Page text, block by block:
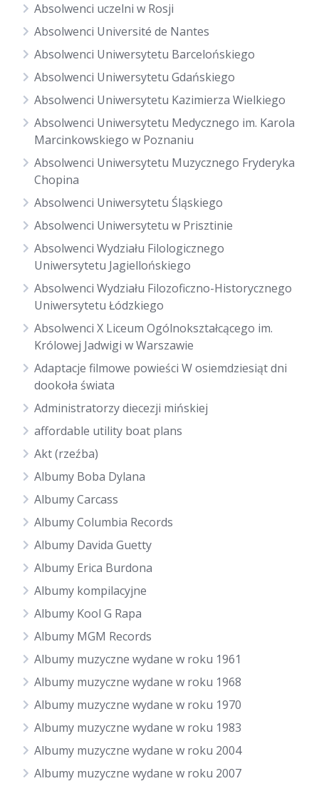
Absolwenci uczelni w Rosji
Absolwenci Université de Nantes
Absolwenci Uniwersytetu Barcelońskiego
Absolwenci Uniwersytetu Gdańskiego
Absolwenci Uniwersytetu Kazimierza Wielkiego
Absolwenci Uniwersytetu Medycznego im. Karola
Marcinkowskiego w Poznaniu
Absolwenci Uniwersytetu Muzycznego Fryderyka
Chopina
Absolwenci Uniwersytetu Śląskiego
Absolwenci Uniwersytetu w Prisztinie
Absolwenci Wydziału Filologicznego
Uniwersytetu Jagiellońskiego
Absolwenci Wydziału Filozoficzno-Historycznego
Uniwersytetu Łódzkiego
Absolwenci X Liceum Ogólnokształcącego im.
Królowej Jadwigi w Warszawie
Adaptacje filmowe powieści W osiemdziesiąt dni
dookoła świata
Administratorzy diecezji mińskiej
affordable utility boat plans
Akt (rzeźba)
Albumy Boba Dylana
Albumy Carcass
Albumy Columbia Records
Albumy Davida Guetty
Albumy Erica Burdona
Albumy kompilacyjne
Albumy Kool G Rapa
Albumy MGM Records
Albumy muzyczne wydane w roku 1961
Albumy muzyczne wydane w roku 1968
Albumy muzyczne wydane w roku 1970
Albumy muzyczne wydane w roku 1983
Albumy muzyczne wydane w roku 2004
Albumy muzyczne wydane w roku 2007